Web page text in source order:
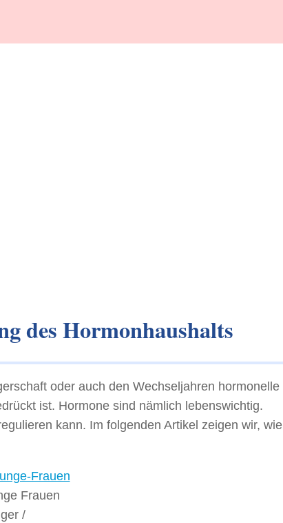
des Hormonhaushalts
oder auch den Wechseljahren hormonelle
ist. Hormone sind nämlich lebenswichtig.
kann. Im folgenden Artikel zeigen wir, wie
Frauen
/